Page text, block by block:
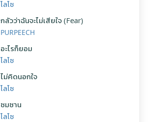
โลโซ
กลัวว่าฉันจะไม่เสียใจ (Fear)
PURPEECH
อะไรก็ยอม
โลโซ
ไม่คิดนอกใจ
โลโซ
ซมซาน
โลโซ